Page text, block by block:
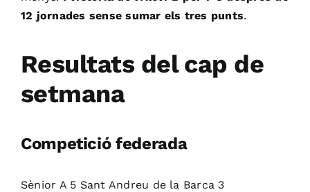
12 jornades sense sumar els tres punts.
Resultats del cap de
setmana
Competició federada
Sènior A 5 Sant Andreu de la Barca 3